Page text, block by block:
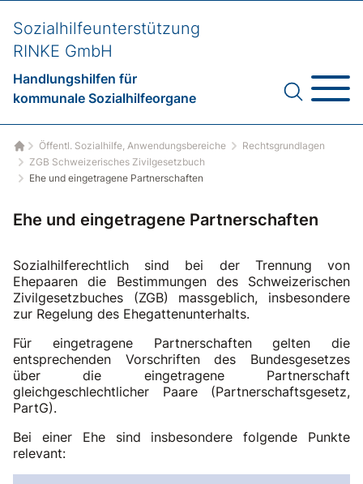
Sozialhilfeunterstützung
RINKE GmbH
Handlungshilfen für
kommunale Sozialhilfeorgane
Startseite
Öffentl. Sozialhilfe, Anwendungsbereiche
Rechtsgrundlagen
ZGB Schweizerisches Zivilgesetzbuch
Ehe und eingetragene Partnerschaften
Ehe und eingetragene Partnerschaften
Sozialhilferechtlich sind bei der Trennung von
Ehepaaren die Bestimmungen des Schweizerischen
Zivilgesetzbuches (ZGB) massgeblich, insbesondere
zur Regelung des Ehegattenunterhalts.
Für eingetragene Partnerschaften gelten die
entsprechenden Vorschriften des Bundesgesetzes
über die eingetragene Partnerschaft
gleichgeschlechtlicher Paare (Partnerschaftsgesetz,
PartG).
Bei einer Ehe sind insbesondere folgende Punkte
relevant: